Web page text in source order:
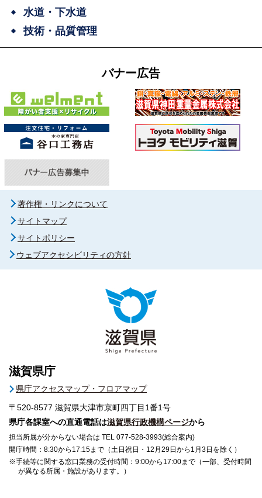
水道・下水道
技術・品質管理
バナー広告
著作権・リンクについて
サイトマップ
サイトポリシー
ウェブアクセシビリティの方針
滋賀県庁
県庁アクセスマップ・フロアマップ
〒520-8577 滋賀県大津市京町四丁目1番1号
県庁各課室への直通電話は滋賀県行政機構ページから
担当所属が分からない場合は TEL 077-528-3993(総合案内)
開庁時間：8:30から17:15まで（土日祝日・12月29日から1月3日を除く）
※手続等に関する窓口業務の受付時間：9:00から17:00まで（一部、受付時間
が異なる所属・施設があります。）